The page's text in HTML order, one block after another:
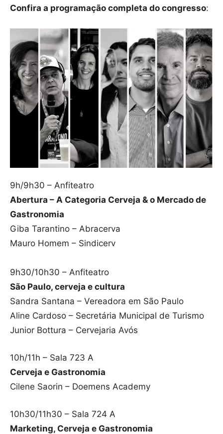
Confira a programação completa do congresso:
9h/9h30 – Anfiteatro
Abertura – A Categoria Cerveja & o Mercado de
Gastronomia
Giba Tarantino – Abracerva
Mauro Homem – Sindicerv
9h30/10h30 – Anfiteatro
São Paulo, cerveja e cultura
Sandra Santana – Vereadora em São Paulo
Aline Cardoso – Secretária Municipal de Turismo
Junior Bottura – Cervejaria Avós
10h/11h – Sala 723 A
Cerveja e Gastronomia
Cilene Saorin – Doemens Academy
10h30/11h30 – Sala 724 A
Marketing, Cerveja e Gastronomia